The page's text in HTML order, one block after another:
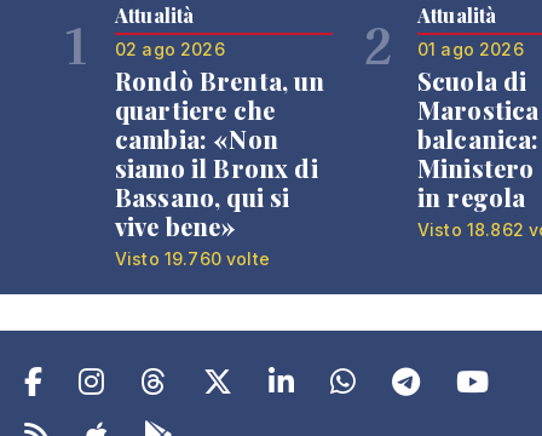
1 Attualità
02 ago 2026
Rondò Brenta, un
quartiere che
cambia: «Non
siamo il Bronx di
Bassano, qui si
vive bene»
Visto 19.760 volte
2 Attualità
01 ago 2026
Scuola di
Ministero
in regola
Visto 18.862